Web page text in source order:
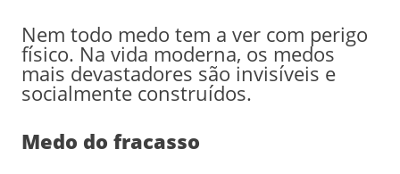
Nem todo medo tem a ver com perigo
físico. Na vida moderna, os medos
mais devastadores são invisíveis e
socialmente construídos.
Medo do fracasso